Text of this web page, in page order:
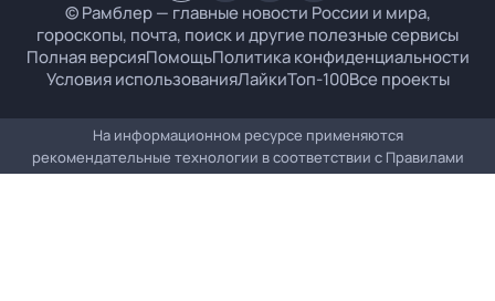
© Рамблер — главные новости России и мира,
гороскопы, почта, поиск и другие полезные сервисы
Полная версияПомощьПолитика конфиденциальности
Условия использованияЛайкиТоп-100Все проекты
На информационном ресурсе применяются
рекомендательные технологии в соответствии с Правилами